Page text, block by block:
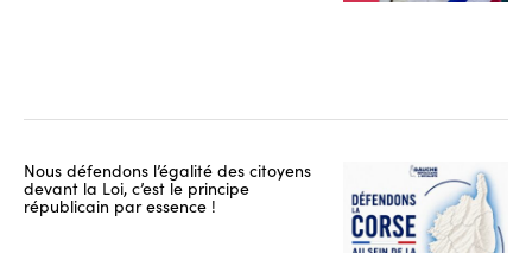
Nous défendons l’égalité des citoyens
devant la Loi, c’est le principe
républicain par essence !